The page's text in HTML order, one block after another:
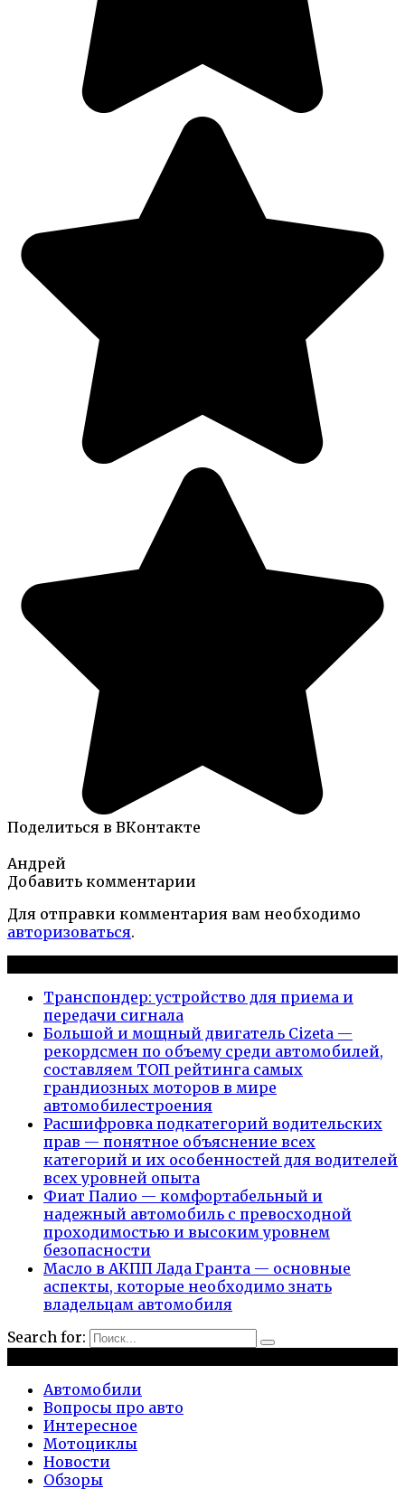
Поделиться в ВКонтакте
Андрей
Добавить комментарии
Для отправки комментария вам необходимо
авторизоваться.
Транспондер: устройство для приема и
передачи сигнала
Большой и мощный двигатель Cizeta —
рекордсмен по объему среди автомобилей,
составляем ТОП рейтинга самых
грандиозных моторов в мире
автомобилестроения
Расшифровка подкатегорий водительских
прав — понятное объяснение всех
категорий и их особенностей для водителей
всех уровней опыта
Фиат Палио — комфортабельный и
надежный автомобиль с превосходной
проходимостью и высоким уровнем
безопасности
Масло в АКПП Лада Гранта — основные
аспекты, которые необходимо знать
владельцам автомобиля
Search for:
Автомобили
Вопросы про авто
Интересное
Мотоциклы
Новости
Обзоры